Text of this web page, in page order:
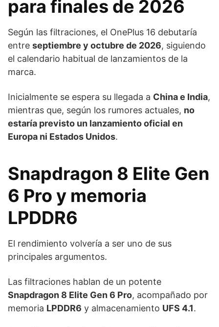
para finales de 2026
Según las filtraciones, el OnePlus 16 debutaría
entre septiembre y octubre de 2026, siguiendo
el calendario habitual de lanzamientos de la
marca.
Inicialmente se espera su llegada a China e India,
mientras que, según los rumores actuales, no
estaría previsto un lanzamiento oficial en
Europa ni Estados Unidos.
Snapdragon 8 Elite Gen
6 Pro y memoria
LPDDR6
El rendimiento volvería a ser uno de sus
principales argumentos.
Las filtraciones hablan de un potente
Snapdragon 8 Elite Gen 6 Pro, acompañado por
memoria LPDDR6 y almacenamiento UFS 4.1.